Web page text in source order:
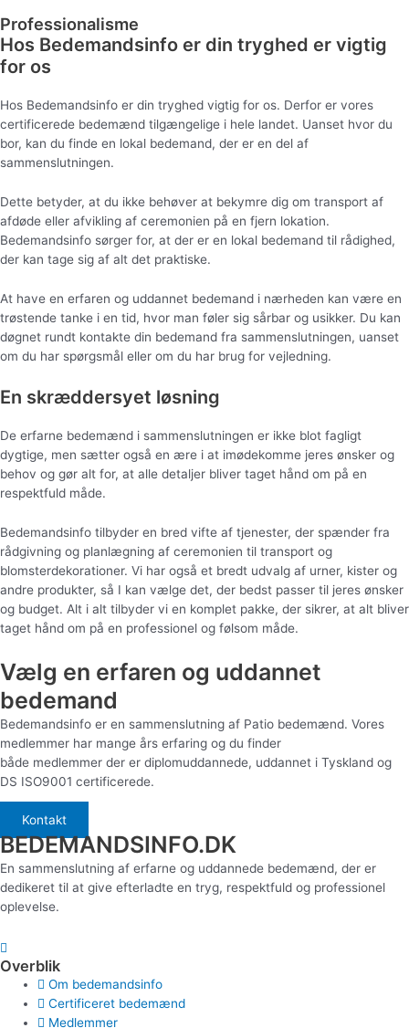
Professionalisme
Hos Bedemandsinfo er din tryghed er vigtig
for os
Hos Bedemandsinfo er din tryghed vigtig for os. Derfor er vores
certificerede bedemænd tilgængelige i hele landet. Uanset hvor du
bor, kan du finde en lokal bedemand, der er en del af
sammenslutningen.
Dette betyder, at du ikke behøver at bekymre dig om transport af
afdøde eller afvikling af ceremonien på en fjern lokation.
Bedemandsinfo sørger for, at der er en lokal bedemand til rådighed,
der kan tage sig af alt det praktiske.
At have en erfaren og uddannet bedemand i nærheden kan være en
trøstende tanke i en tid, hvor man føler sig sårbar og usikker. Du kan
døgnet rundt kontakte din bedemand fra sammenslutningen, uanset
om du har spørgsmål eller om du har brug for vejledning.
En skræddersyet løsning
De erfarne bedemænd i sammenslutningen er ikke blot fagligt
dygtige, men sætter også en ære i at imødekomme jeres ønsker og
behov og gør alt for, at alle detaljer bliver taget hånd om på en
respektfuld måde.
Bedemandsinfo tilbyder en bred vifte af tjenester, der spænder fra
rådgivning og planlægning af ceremonien til transport og
blomsterdekorationer. Vi har også et bredt udvalg af urner, kister og
andre produkter, så I kan vælge det, der bedst passer til jeres ønsker
og budget. Alt i alt tilbyder vi en komplet pakke, der sikrer, at alt bliver
taget hånd om på en professionel og følsom måde.
Vælg en erfaren og uddannet
bedemand
Bedemandsinfo er en sammenslutning af Patio bedemænd. Vores
medlemmer har mange års erfaring og du finder
både medlemmer der er diplomuddannede, uddannet i Tyskland og
DS ISO9001 certificerede.
Kontakt
BEDEMANDSINFO.DK
En sammenslutning af erfarne og uddannede bedemænd, der er
dedikeret til at give efterladte en tryg, respektfuld og professionel
oplevelse.
Overblik
Om bedemandsinfo
Certificeret bedemænd
Medlemmer